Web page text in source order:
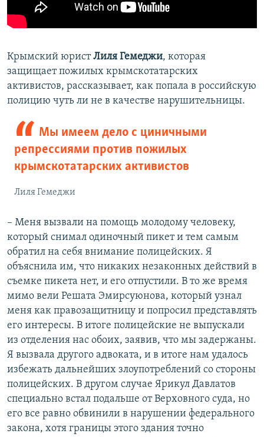
Крымский юристЛиля Гемеджи, которая
защищает пожилых крымскотатарских
активистов, рассказывает, как попала в российскую
полицию чуть ли не в качестве нарушительницы.
Мы имеем дело с циничными
репрессиями против пожилых
крымскотатарских активистов
Лиля Гемеджи
– Меня вызвали на помощь молодому человеку,
который снимал одиночный пикет и тем самым
обратил на себя внимание полицейских. Я
объяснила им, что никаких незаконных действий в
съемке пикета нет, и его отпустили. В то же время
мимо вели Решата Эмирсуюнова, который узнал
меня как правозащитницу и попросил представлять
его интересы. В итоге полицейские не выпускали
из отделения нас обоих, заявив, что мы задержаны.
Я вызвала другого адвоката, и в итоге нам удалось
избежать дальнейших злоупотреблений со стороны
полицейских. В другом случае Ярикул Давлатов
специально встал подальше от Верховного суда, но
его все равно обвинили в нарушении федерального
закона, хотя границы этого здания точно